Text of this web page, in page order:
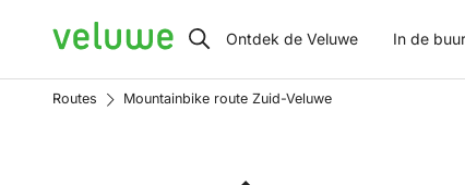
Veluwe Ontdek de Veluwe In de
Routes Mountainbike route Zuid-Veluwe